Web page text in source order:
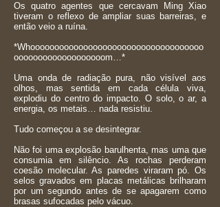
Os quatro agentes que cercavam Ming Xiao
tiveram o reflexo de ampliar suas barreiras, e
então veio a ruína.
*Whoooooooooooooooooooooooooooooooooooo
ooooooooooooooooooom…*
Uma onda de radiação pura, não visível aos
olhos, mas sentida em cada célula viva,
explodiu do centro do impacto. O solo, o ar, a
energia, os metais… nada resistiu.
Tudo começou a se desintegrar.
Não foi uma explosão barulhenta, mas uma que
consumia em silêncio. As rochas perderam
coesão molecular. As paredes viraram pó. Os
selos gravados em placas metálicas brilharam
por um segundo antes de se apagarem como
brasas sufocadas pelo vácuo.